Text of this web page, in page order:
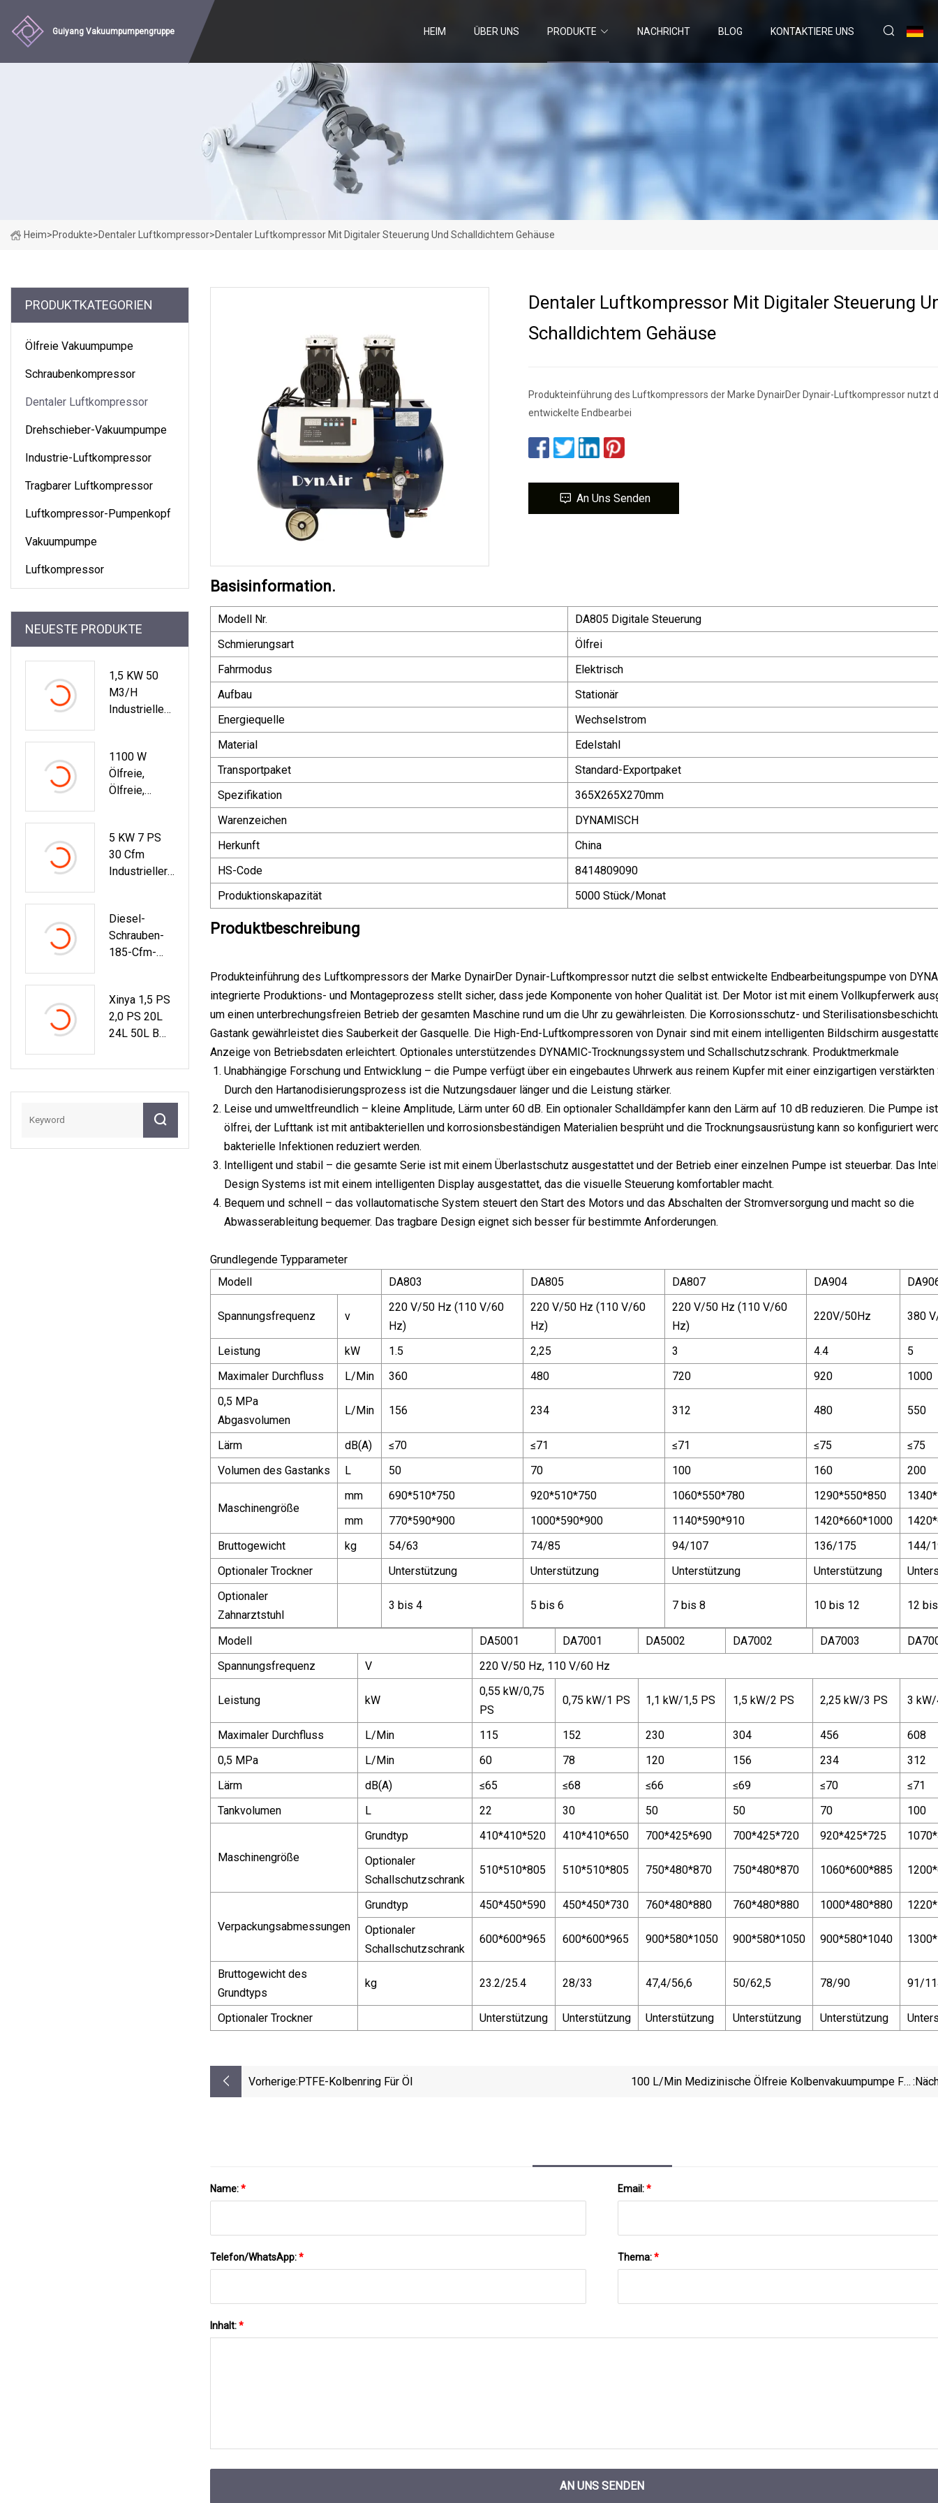
Guiyang Vakuumpumpengruppe HEIM ÜBER UNS PRODUKTE NACHRICHT BLOG KONTAKTIERE UNS
Heim>Produkte>Dentaler Luftkompressor>Dentaler Luftkompressor Mit Digitaler Steuerung Und Schalldichtem Gehäuse
PRODUKTKATEGORIEN
Ölfreie Vakuumpumpe
Schraubenkompressor
Dentaler Luftkompressor
Drehschieber-Vakuumpumpe
Industrie-Luftkompressor
Tragbarer Luftkompressor
Luftkompressor-Pumpenkopf
Vakuumpumpe
Luftkompressor
NEUESTE PRODUKTE
1,5 KW 50
M3/h
Industrielle
Kuumpumpe
1100 W
Ölfreie,
Ölfreie,
Soren Für Die
Zahnmedizin
5 KW 7 PS
30 Cfm
Industrieller
Sor Mit
Geräuscharm
Er
Tragbar (mit
Trockner,
Lufttank Und
Gebläsepum
Pe Zum
Fabrikpreis)
Diesel-
Schrauben-
185-Cfm-
Sor Für Jack
Hammer
Xinya 1,5 PS
2,0 PS 20L
24L 50L Bm
48mm
Tragbarer
Elektrischer
Sor Mit
Dentaler Luftkompressor Mit Digitaler Steuerung
Schalldichtem Gehäuse
Produkteinführung des Luftkompressors der Marke DynairDer Dynair-Luftkompressor nutzt
entwickelte Endbearbei
An Uns Senden
Basisinformation.
Modell Nr.
DA805 Digitale Steuerung
Schmierungsart
Ölfrei
Fahrmodus
Elektrisch
Aufbau
Stationär
Energiequelle
Wechselstrom
Material
Edelstahl
Transportpaket
Standard-Exportpaket
Spezifikation
365X265X270mm
Warenzeichen
DYNAMISCH
Herkunft
China
HS-Code
8414809090
Produktionskapazität
5000 Stück/Monat
Produktbeschreibung
Produkteinführung des Luftkompressors der Marke DynairDer Dynair-Luftkompressor nutzt die selbst entwickelte Endbearbeitungspumpe von
integrierte Produktions- und Montageprozess stellt sicher, dass jede Komponente von hoher Qualität ist. Der Motor ist mit einem Vollkupferwerk
um einen unterbrechungsfreien Betrieb der gesamten Maschine rund um die Uhr zu gewährleisten. Die Korrosionsschutz- und
Gastank gewährleistet dies Sauberkeit der Gasquelle. Die High-End-Luftkompressoren von Dynair sind mit einem intelligenten Bildschirm
Anzeige von Betriebsdaten erleichtert. Optionales unterstützendes DYNAMIC-Trocknungssystem und Schallschutzschrank. Produktmerkmale
Unabhängige Forschung und Entwicklung – die Pumpe verfügt über ein eingebautes Uhrwerk aus reinem Kupfer mit einer einzigartigen verstärkten
Durch den Hartanodisierungsprozess ist die Nutzungsdauer länger und die Leistung stärker.
Leise und umweltfreundlich – kleine Amplitude, Lärm unter 60 dB. Ein optionaler Schalldämpfer kann den Lärm auf 10 dB reduzieren. Die Pumpe
ölfrei, der Lufttank ist mit antibakteriellen und korrosionsbeständigen Materialien besprüht und die Trocknungsausrüstung kann so konfiguriert
bakterielle Infektionen reduziert werden.
Intelligent und stabil – die gesamte Serie ist mit einem Überlastschutz ausgestattet und der Betrieb einer einzelnen Pumpe ist steuerbar. Das
Design Systems ist mit einem intelligenten Display ausgestattet, das die visuelle Steuerung komfortabler macht.
Bequem und schnell – das vollautomatische System steuert den Start des Motors und das Abschalten der Stromversorgung und macht so die
Abwasserableitung bequemer. Das tragbare Design eignet sich besser für bestimmte Anforderungen.
Grundlegende Typparameter
Modell
DA803 DA805 DA807 DA904
Spannungsfrequenz v
220 V/50 Hz (110 V/60
Hz)
220 V/50 Hz (110 V/60
Hz)
220 V/50 Hz (110 V/60
Hz)
220V/50Hz 380
Leistung kW 1.5 2,25 3 4.4
5
Maximaler Durchfluss
L/Min 360 480 720 920
1000
0,5 MPa
Abgasvolumen
L/Min 156 234 312 480 550
Lärm dB(A) ≤70 ≤71 ≤71 ≤75
≤75
Volumen des Gastanks
L 50 70 100 160 200
Maschinengröße
mm 690*510*750 920*510*750 1060*550*780 1290*550*850
mm
770*590*900 1000*590*900 1140*590*910 1420*660*1000
Bruttogewicht
kg 54/63 74/85 94/107 136/175
144/
Optionaler Trockner
Unterstützung Unterstützung Unterstützung Unterstützung
Optionaler
Zahnarztstuhl
3 bis 4 5 bis 6 7 bis 8 10 bis 12 12
Modell DA5001 DA7001 DA5002 DA7002 DA7003
Spannungsfrequenz
V 220 V/50 Hz, 110 V/60 Hz
Leistung kW
0,55 kW/0,75
PS
0,75 kW/1 PS 1,1 kW/1,5 PS 1,5 kW/2 PS 2,25 kW/3 PS 3
Maximaler Durchfluss L/Min 115 152 230 304 456
608
0,5 MPa
L/Min 60 78 120 156 234
312
Lärm
dB(A) ≤65 ≤68 ≤66 ≤69 ≤70
≤71
Tankvolumen
L 22 30 50 50 70 100
Maschinengröße
Grundtyp 410*410*520 410*410*650 700*425*690 700*425*720 920*425*725
Optionaler
Schallschutzschrank
510*510*805 510*510*805 750*480*870 750*480*870 1060*600*885
Verpackungsabmessungen
Grundtyp 450*450*590 450*450*730 760*480*880 760*480*880 1000*480*880
Optionaler
Schallschutzschrank
600*600*965 600*600*965 900*580*1050 900*580*1050 900*580*1040
Bruttogewicht des
Grundtyps
kg 23.2/25.4 28/33 47,4/56,6 50/62,5 78/90 91/
Optionaler Trockner Unterstützung Unterstützung Unterstützung Unterstützung Unterstützung
Vorherige:PTFE-Kolbenring Für Öl
100 L/min Medizinische Ölfreie Kolbenvakuumpumpe Für
Name:* Email:*
Telefon/WhatsApp:* Thema:*
Inhalt:*
AN UNS SENDEN